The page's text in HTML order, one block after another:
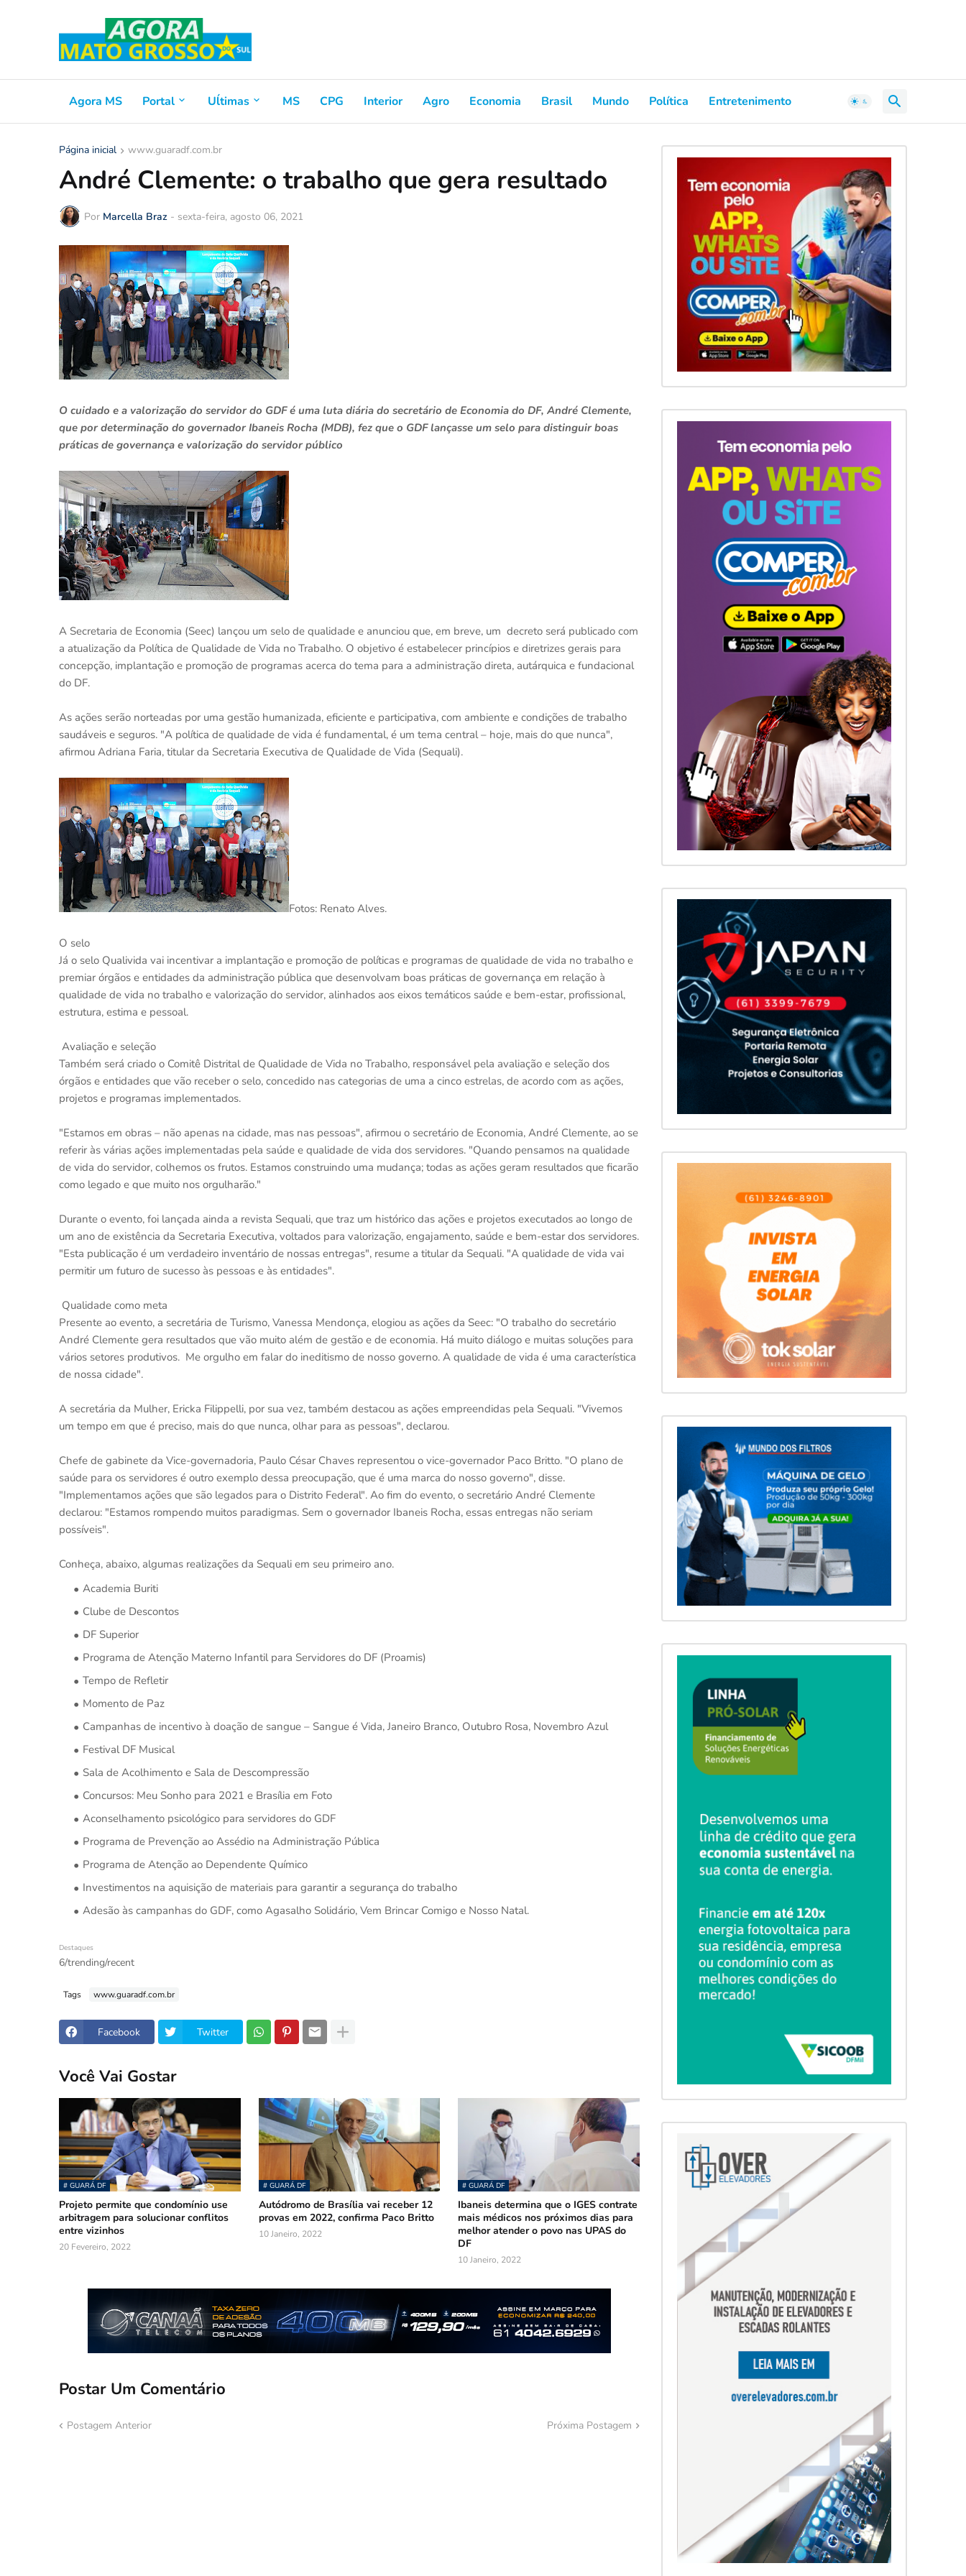
Agora MS Portal Uĺtimas MS CPG Interior Agro Economia Brasil Mundo Política Entretenimento
Página inicial www.guaradf.com.br
André Clemente: o trabalho que gera resultado
Por Marcella Braz - sexta-feira, agosto 06, 2021
O cuidado e a valorização do servidor do GDF é uma luta diária do secretário de Economia do DF, André Clemente,
que por determinação do governador Ibaneis Rocha (MDB), fez que o GDF lançasse um selo para distinguir boas
práticas de governança e valorização do servidor público
A Secretaria de Economia (Seec) lançou um selo de qualidade e anunciou que, em breve, um decreto será publicado com
a atualização da Política de Qualidade de Vida no Trabalho. O objetivo é estabelecer princípios e diretrizes gerais para
concepção, implantação e promoção de programas acerca do tema para a administração direta, autárquica e fundacional
do DF.
As ações serão norteadas por uma gestão humanizada, eficiente e participativa, com ambiente e condições de trabalho
saudáveis e seguros. "A política de qualidade de vida é fundamental, é um tema central – hoje, mais do que nunca",
afirmou Adriana Faria, titular da Secretaria Executiva de Qualidade de Vida (Sequali).
Fotos: Renato Alves.
O selo
Já o selo Qualivida vai incentivar a implantação e promoção de políticas e programas de qualidade de vida no trabalho e
premiar órgãos e entidades da administração pública que desenvolvam boas práticas de governança em relação à
qualidade de vida no trabalho e valorização do servidor, alinhados aos eixos temáticos saúde e bem-estar, profissional,
estrutura, estima e pessoal.
Avaliação e seleção
Também será criado o Comitê Distrital de Qualidade de Vida no Trabalho, responsável pela avaliação e seleção dos
órgãos e entidades que vão receber o selo, concedido nas categorias de uma a cinco estrelas, de acordo com as ações,
projetos e programas implementados.
"Estamos em obras – não apenas na cidade, mas nas pessoas", afirmou o secretário de Economia, André Clemente, ao se
referir às várias ações implementadas pela saúde e qualidade de vida dos servidores. "Quando pensamos na qualidade
de vida do servidor, colhemos os frutos. Estamos construindo uma mudança; todas as ações geram resultados que ficarão
como legado e que muito nos orgulharão."
Durante o evento, foi lançada ainda a revista Sequali, que traz um histórico das ações e projetos executados ao longo de
um ano de existência da Secretaria Executiva, voltados para valorização, engajamento, saúde e bem-estar dos servidores.
"Esta publicação é um verdadeiro inventário de nossas entregas", resume a titular da Sequali. "A qualidade de vida vai
permitir um futuro de sucesso às pessoas e às entidades".
Qualidade como meta
Presente ao evento, a secretária de Turismo, Vanessa Mendonça, elogiou as ações da Seec: "O trabalho do secretário
André Clemente gera resultados que vão muito além de gestão e de economia. Há muito diálogo e muitas soluções para
vários setores produtivos. Me orgulho em falar do ineditismo de nosso governo. A qualidade de vida é uma característica
de nossa cidade".
A secretária da Mulher, Ericka Filippelli, por sua vez, também destacou as ações empreendidas pela Sequali. "Vivemos
um tempo em que é preciso, mais do que nunca, olhar para as pessoas", declarou.
Chefe de gabinete da Vice-governadoria, Paulo César Chaves representou o vice-governador Paco Britto. "O plano de
saúde para os servidores é outro exemplo dessa preocupação, que é uma marca do nosso governo", disse.
"Implementamos ações que são legados para o Distrito Federal". Ao fim do evento, o secretário André Clemente
declarou: "Estamos rompendo muitos paradigmas. Sem o governador Ibaneis Rocha, essas entregas não seriam
possíveis".
Conheça, abaixo, algumas realizações da Sequali em seu primeiro ano.
Academia Buriti
Clube de Descontos
DF Superior
Programa de Atenção Materno Infantil para Servidores do DF (Proamis)
Tempo de Refletir
Momento de Paz
Campanhas de incentivo à doação de sangue – Sangue é Vida, Janeiro Branco, Outubro Rosa, Novembro Azul
Festival DF Musical
Sala de Acolhimento e Sala de Descompressão
Concursos: Meu Sonho para 2021 e Brasília em Foto
Aconselhamento psicológico para servidores do GDF
Programa de Prevenção ao Assédio na Administração Pública
Programa de Atenção ao Dependente Químico
Investimentos na aquisição de materiais para garantir a segurança do trabalho
Adesão às campanhas do GDF, como Agasalho Solidário, Vem Brincar Comigo e Nosso Natal.
Destaques
6/trending/recent
Tags www.guaradf.com.br
Facebook Twitter
Você Vai Gostar
# GUARÁ DF
Projeto permite que condomínio use
arbitragem para solucionar conflitos
entre vizinhos
20 Fevereiro, 2022
# GUARÁ DF
Autódromo de Brasília vai receber 12
provas em 2022, confirma Paco Britto
10 Janeiro, 2022
# GUARÁ DF
Ibaneis determina que o IGES contrate
mais médicos nos próximos dias para
melhor atender o povo nas UPAS do
DF
10 Janeiro, 2022
Postar Um Comentário
Postagem Anterior Próxima Postagem